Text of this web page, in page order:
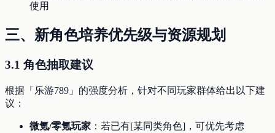
使用
三、新角色培养优先级与资源规划
3.1 角色抽取建议
根据「乐游789」的强度分析，针对不同玩家群体给出以下建
议：
微氪/零氪玩家 ：若已有[某同类角色]，可优先考虑